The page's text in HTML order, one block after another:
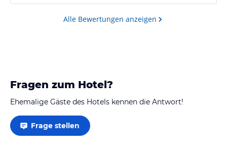
Alle Bewertungen anzeigen
Fragen zum Hotel?
Ehemalige Gäste des Hotels kennen die Antwort!
Frage stellen